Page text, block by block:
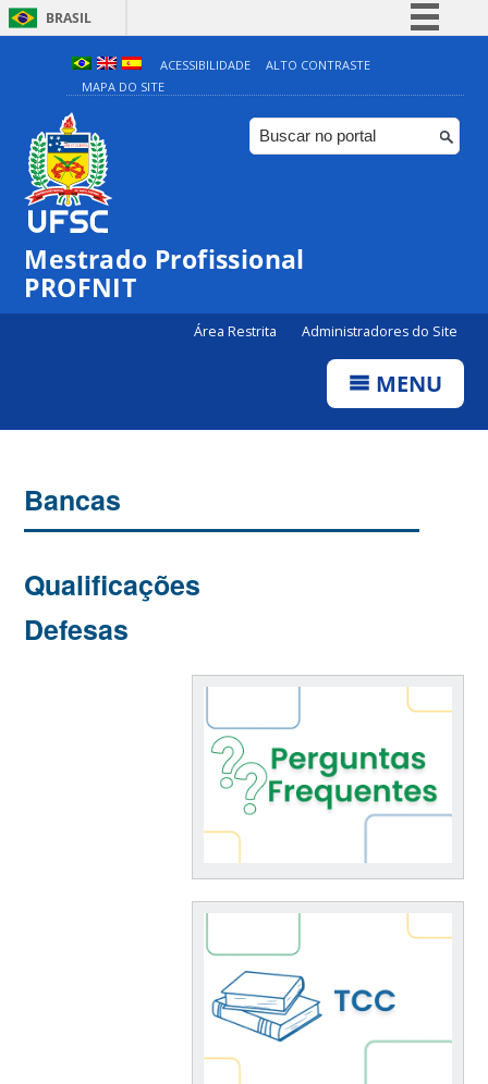
BRASIL
Simplifique!
Comunica BR
Participe
ACESSIBILIDADE
ALTO CONTRASTE
MAPA DO SITE
Mestrado Profissional
PROFNIT
Área Restrita Administradores do Site
MENU
Bancas
Qualificações
Defesas